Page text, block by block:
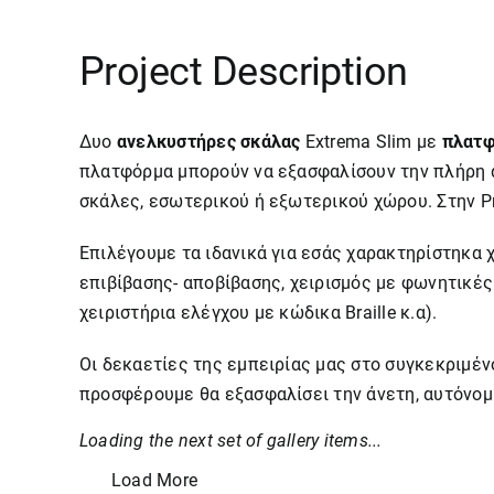
Project Description
Δυο ανελκυστήρες σκάλας Extrema Slim με
πλατφόρμα μπορούν να εξασφαλίσουν την πλήρη
σκάλες, εσωτερικού ή εξωτερικού χώρου. Στην
Επιλέγουμε τα ιδανικά για εσάς
επιβίβασης- αποβίβασης, χειρισμός με
χειριστήρια ελέγχου με κώδικα Braille κ.α).
Οι δεκαετίες της εμπειρίας μας στο
προσφέρουμε θα εξασφαλίσει την άνετη,
Loading the next set of gallery items...
Load More